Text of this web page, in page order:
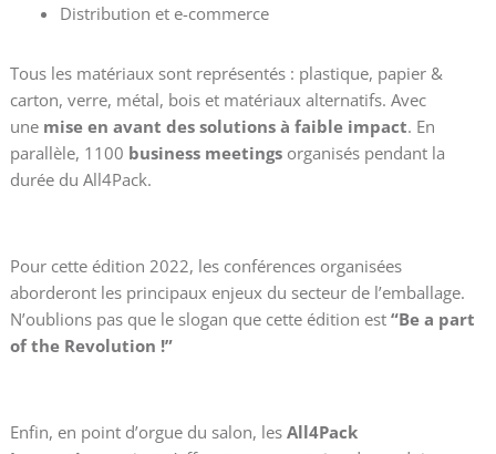
Distribution et e-commerce
Tous les matériaux sont représentés : plastique, papier &
carton, verre, métal, bois et matériaux alternatifs. Avec
une mise en avant des solutions à faible impact. En
parallèle, 1100 business meetingsorganisés pendant la
durée du All4Pack.
Pour cette édition 2022, les conférences organisées
aborderont les principaux enjeux du secteur de l’emballage.
N’oublions pas que le slogan que cette édition est “Be a part
of the Revolution !”
Enfin, en point d’orgue du salon, les All4Pack